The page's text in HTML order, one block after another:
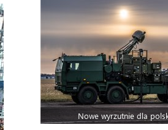
Nowe wyrzutnie dla